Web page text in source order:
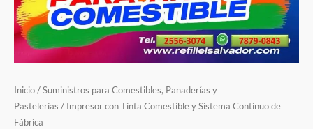
Inicio / Suministros para Comestibles, Panaderías y
Pastelerías / Impresor con Tinta Comestible y Sistema Continuo de
Fábrica